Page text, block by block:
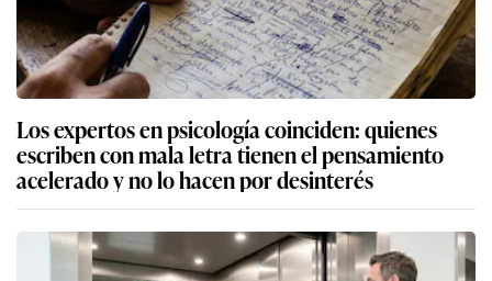
Los expertos en psicología coinciden: quienes
escriben con mala letra tienen el pensamiento
acelerado y no lo hacen por desinterés